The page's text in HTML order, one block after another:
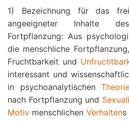
1) Bezeichnung für das
angeeigneter Inhalte
Fortpflanzung: Aus
die menschliche
Fruchtbarkeit und
interessant und
in psychoanalytischen
nach Fortpflanzung und
Motiv menschlichen Verhaltens